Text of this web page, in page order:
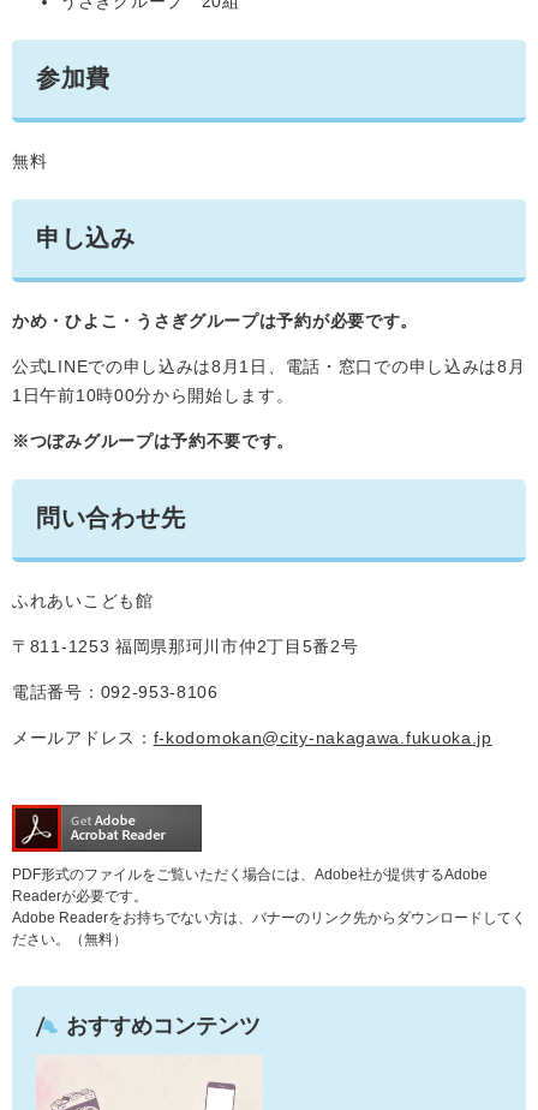
参加費
無料
申し込み
かめ・ひよこ・うさぎグループは予約が必要です。
公式LINEでの申し込みは8月1日、電話・窓口での申し込みは8月
1日午前10時00分から開始します。
※つぼみグループは予約不要です。
問い合わせ先
ふれあいこども館
〒811-1253 福岡県那珂川市仲2丁目5番2号
電話番号：092-953-8106
メールアドレス： f-kodomokan@city-nakagawa.fukuoka.jp
PDF形式のファイルをご覧いただく場合には、Adobe社が提供するAdobe
Readerが必要です。
Adobe Readerをお持ちでない方は、バナーのリンク先からダウンロードしてく
ださい。（無料）
おすすめコンテンツ